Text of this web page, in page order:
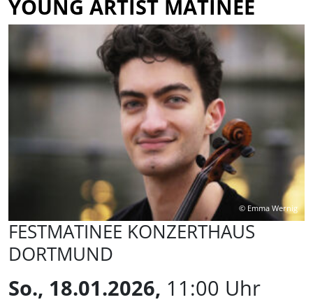
YOUNG ARTIST MATINEE
© Emma Wernig
FESTMATINEE KONZERTHAUS
DORTMUND
So., 18.01.2026, 11:00 Uhr